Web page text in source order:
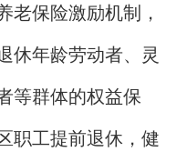
老保险激励机制，
休年龄劳动者、灵
等群体的权益保
职工提前退休，健